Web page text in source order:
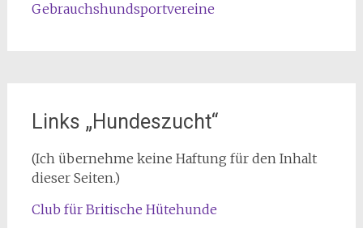
Gebrauchshundsportvereine
Links „Hundeszucht“
(Ich übernehme keine Haftung für den Inhalt
dieser Seiten.)
Club für Britische Hütehunde